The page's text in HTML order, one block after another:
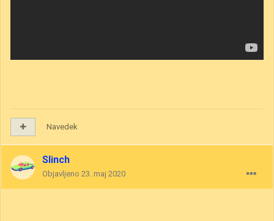
Navedek
Slinch
Objavljeno 23. maj 2020